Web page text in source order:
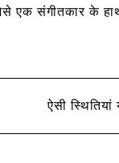
संगीतकार के
ऐसी